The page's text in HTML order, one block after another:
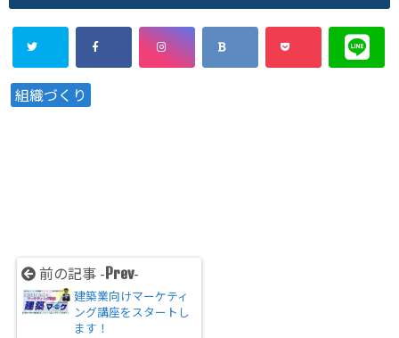
組織づくり
前の記事 - Prev-
建築業向けマーケティ
ング講座をスタートし
ます！